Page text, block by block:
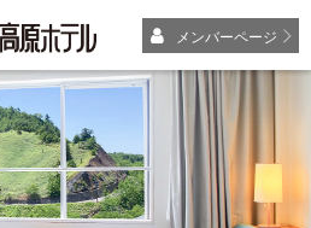
メンバーページ